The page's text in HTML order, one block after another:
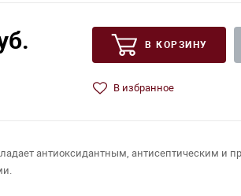
В КОРЗИНУ
В избранное
антиоксидантным, антисептическим и